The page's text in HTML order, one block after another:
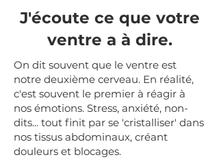
J'écoute ce que votre
ventre a à dire.
On dit souvent que le ventre est
notre deuxième cerveau. En réalité,
c'est souvent le premier à réagir à
nos émotions. Stress, anxiété, non-
dits... tout finit par se 'cristalliser' dans
nos tissus abdominaux, créant
douleurs et blocages.